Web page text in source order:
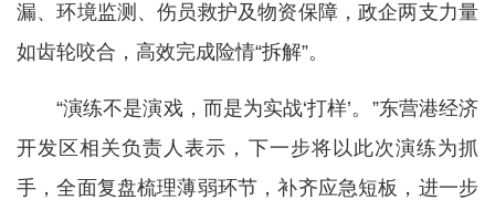
漏、环境监测、伤员救护及物资保障，政企两支力量
如齿轮咬合，高效完成险情“拆解”。
“演练不是演戏，而是为实战‘打样’。”东营港经济
开发区相关负责人表示，下一步将以此次演练为抓
手，全面复盘梳理薄弱环节，补齐应急短板，进一步